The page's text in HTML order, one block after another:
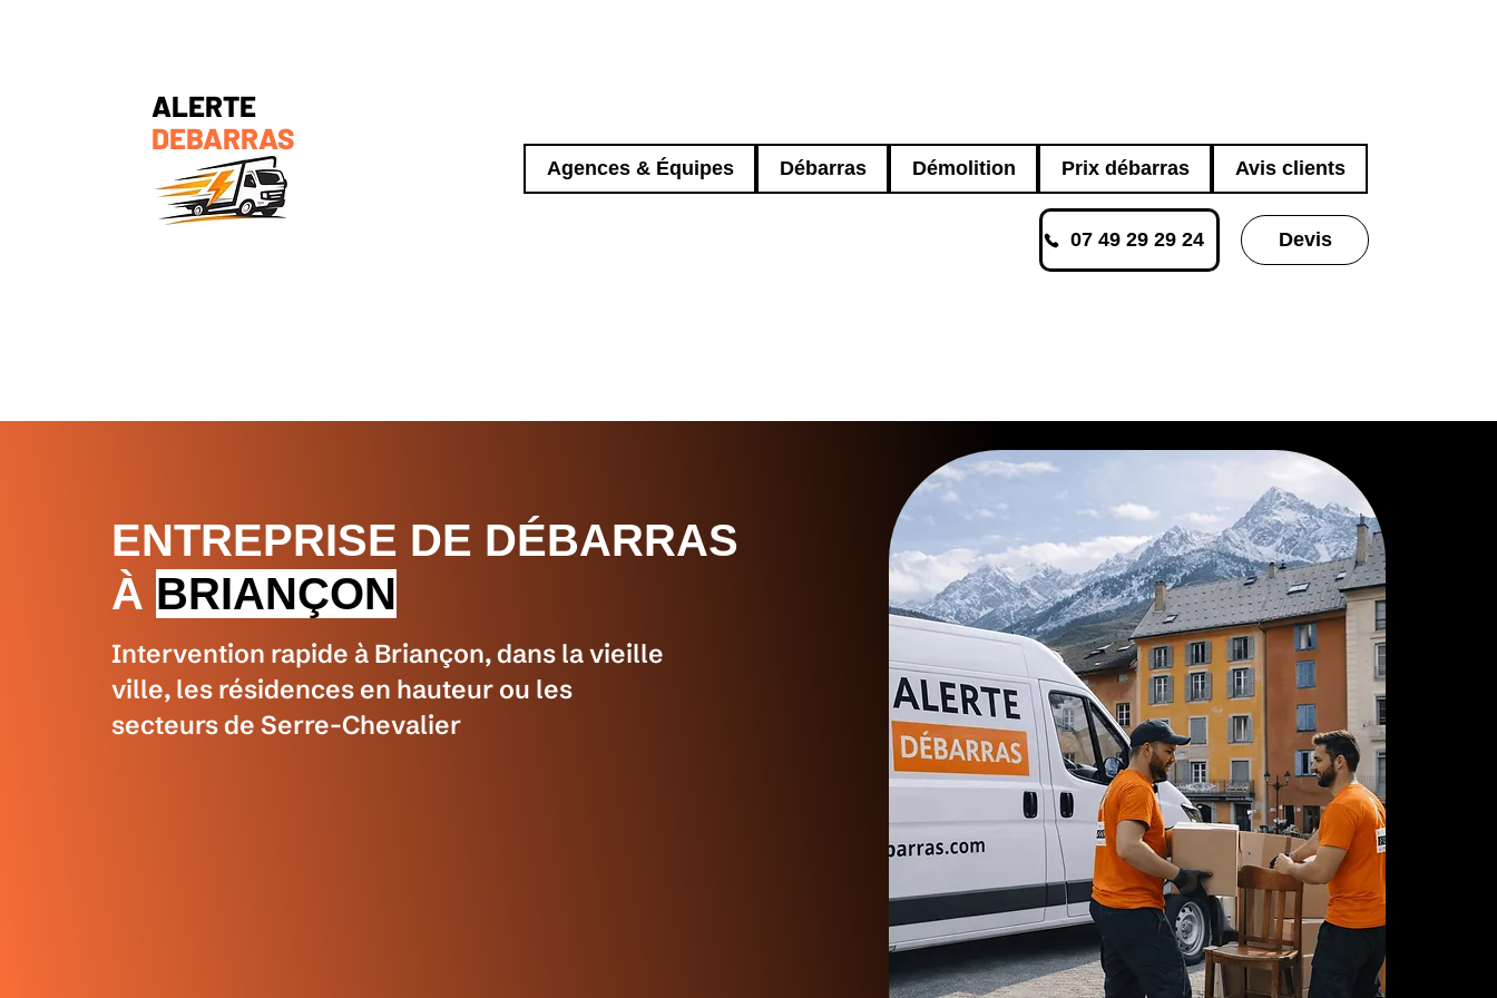
ALERTE
DEBARRAS
Agences & Équipes Débarras Démolition Prix débarras Avis clients
07 49 29 29 24 Devis
ENTREPRISE DE DÉBARRAS
À BRIANÇON
Intervention rapide à Briançon, dans la vieille
ville, les résidences en hauteur ou les
secteurs de Serre-Chevalier